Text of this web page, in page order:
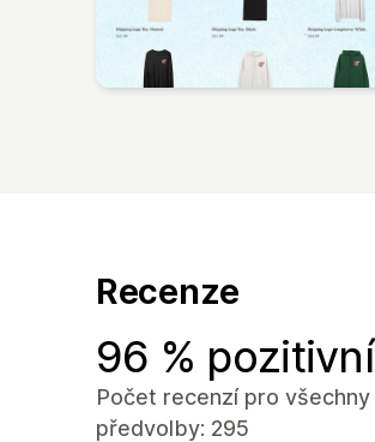
Recenze
96 % pozitivní
Počet recenzí pro všechny
předvolby: 295